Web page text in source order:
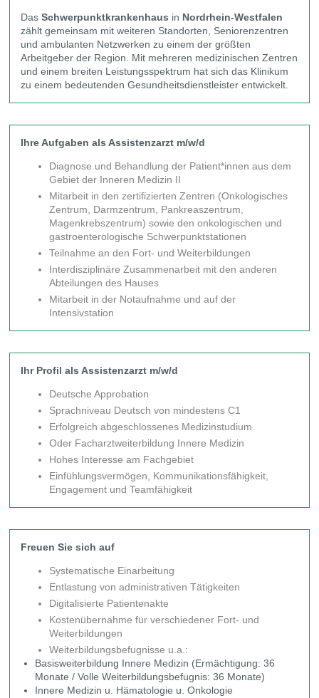
Das Schwerpunktkrankenhaus in Nordrhein-Westfalen
zählt gemeinsam mit weiteren Standorten, Seniorenzentren
und ambulanten Netzwerken zu einem der größten
Arbeitgeber der Region. Mit mehreren medizinischen Zentren
und einem breiten Leistungsspektrum hat sich das Klinikum
zu einem bedeutenden Gesundheitsdienstleister entwickelt.
Ihre Aufgaben als Assistenzarzt m/w/d
Diagnose und Behandlung der Patient*innen aus dem
Gebiet der Inneren Medizin II
Mitarbeit in den zertifizierten Zentren (Onkologisches
Zentrum, Darmzentrum, Pankreaszentrum,
Magenkrebszentrum) sowie den onkologischen und
gastroenterologische Schwerpunktstationen
Teilnahme an den Fort- und Weiterbildungen
Interdisziplinäre Zusammenarbeit mit den anderen
Abteilungen des Hauses
Mitarbeit in der Notaufnahme und auf der
Intensivstation
Ihr Profil als Assistenzarzt m/w/d
Deutsche Approbation
Sprachniveau Deutsch von mindestens C1
Erfolgreich abgeschlossenes Medizinstudium
Oder Facharztweiterbildung Innere Medizin
Hohes Interesse am Fachgebiet
Einfühlungsvermögen, Kommunikationsfähigkeit,
Engagement und Teamfähigkeit
Freuen Sie sich auf
Systematische Einarbeitung
Entlastung von administrativen Tätigkeiten
Digitalisierte Patientenakte
Kostenübernahme für verschiedener Fort- und
Weiterbildungen
Weiterbildungsbefugnisse u.a.:
Basisweiterbildung Innere Medizin (Ermächtigung: 36
Monate / Volle Weiterbildungsbefugnis: 36 Monate)
Innere Medizin u. Hämatologie u. Onkologie